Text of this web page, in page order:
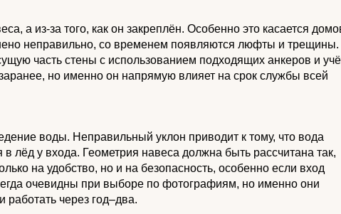
а из-за того, как он закреплён. Особенно это касается
неправильно, со временем появляются люфты и трещины.
часть стены с использованием подходящих анкеров и
но именно он напрямую влияет на срок службы всей
воды. Неправильный уклон приводит к тому, что вода
лёд у входа. Геометрия навеса должна быть рассчитана так,
на удобство, но и на безопасность, особенно если вход
очевидны при выборе по фотографиям, но именно они
работать через год–два.